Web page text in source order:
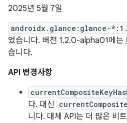
2025년 5월 7일
androidx.glance:glance-
었습니다. 버전 1.2.0-alpha01에는
습니다.
API 변경사항
다. 대신
니다. 대체 API는 더 많은 비